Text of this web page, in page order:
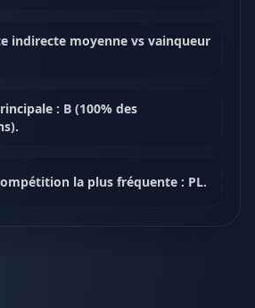
indirecte moyenne vs vainqueur
: B (100% des
la plus fréquente : PL.